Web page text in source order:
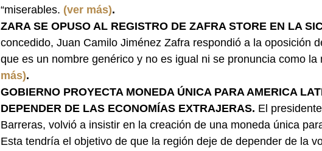
“miserables. (ver más).
ZARA SE OPUSO AL REGISTRO DE ZAFRA STORE EN LA
concedido, Juan Camilo Jiménez Zafra respondió a la oposición
que es un nombre genérico y no es igual ni se pronuncia como la
más).
GOBIERNO PROYECTA MONEDA ÚNICA PARA AMERICA
DEPENDER DE LAS ECONOMÍAS EXTRAJERAS. El
Barreras, volvió a insistir en la creación de una moneda única
Esta tendría el objetivo de que la región deje de depender de la